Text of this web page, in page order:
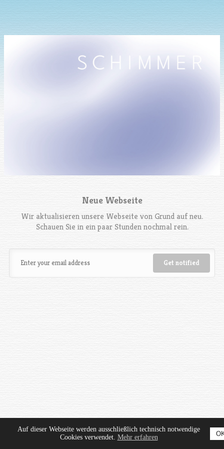
Neue Webseite
Wir aktualisieren unsere Webseite von Grund auf neu.
Schauen Sie in ein paar Stunden nochmal rein.
Auf dieser Webseite werden ausschließlich technisch notwendige
Cookies verwendet. Mehr erfahren